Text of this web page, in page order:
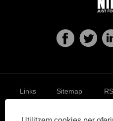
Links Sitemap